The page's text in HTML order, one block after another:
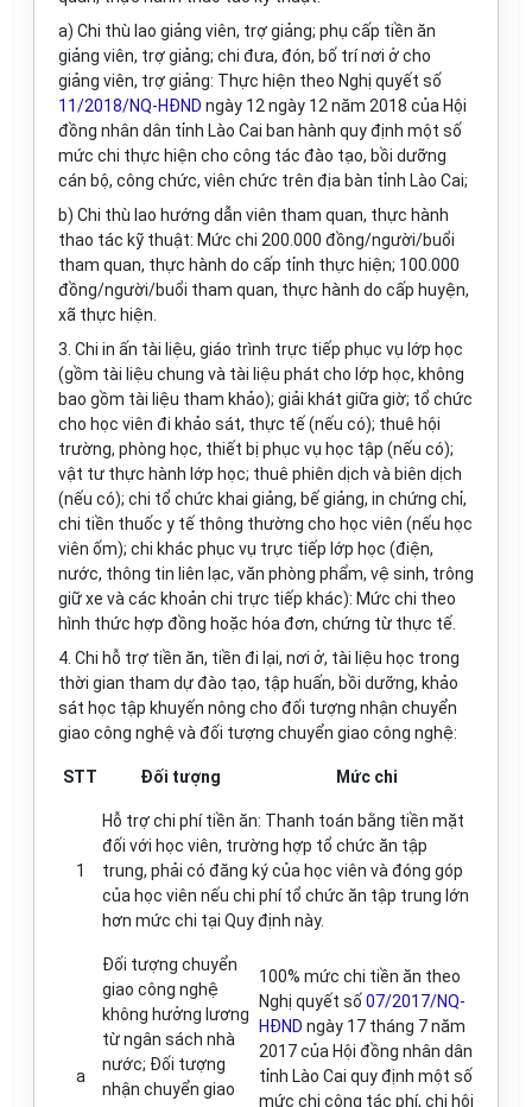
a) Chi thù lao giảng viên, trợ giảng; phụ cấp tiền ăn
giảng viên, trợ giảng; chi đưa, đón, bố trí nơi ở cho
giảng viên, trợ giảng: Thực hiện theo Nghị quyết số
11/2018/NQ-HĐND ngày 12 ngày 12 năm 2018 của Hội
đồng nhân dân tỉnh Lào Cai ban hành quy định một số
mức chi thực hiện cho công tác đào tạo, bồi dưỡng
cán bộ, công chức, viên chức trên địa bàn tỉnh Lào Cai;
b) Chi thù lao hướng dẫn viên tham quan, thực hành
thao tác kỹ thuật: Mức chi 200.000 đồng/người/buổi
tham quan, thực hành do cấp tỉnh thực hiện; 100.000
đồng/người/buổi tham quan, thực hành do cấp huyện,
xã thực hiện.
3. Chi in ấn tài liệu, giáo trình trực tiếp phục vụ lớp học
(gồm tài liệu chung và tài liệu phát cho lớp học, không
bao gồm tài liệu tham khảo); giải khát giữa giờ; tổ chức
cho học viên đi khảo sát, thực tế (nếu có); thuê hội
trường, phòng học, thiết bị phục vụ học tập (nếu có);
vật tư thực hành lớp học; thuê phiên dịch và biên dịch
(nếu có); chi tổ chức khai giảng, bế giảng, in chứng chỉ,
chi tiền thuốc y tế thông thường cho học viên (nếu học
viên ốm); chi khác phục vụ trực tiếp lớp học (điện,
nước, thông tin liên lạc, văn phòng phẩm, vệ sinh, trông
giữ xe và các khoản chi trực tiếp khác): Mức chi theo
hình thức hợp đồng hoặc hóa đơn, chứng từ thực tế.
4. Chi hỗ trợ tiền ăn, tiền đi lại, nơi ở, tài liệu học trong
thời gian tham dự đào tạo, tập huấn, bồi dưỡng, khảo
sát học tập khuyến nông cho đối tượng nhận chuyển
giao công nghệ và đối tượng chuyển giao công nghệ:
STT Đối tượng Mức chi
1
Hỗ trợ chi phí tiền ăn: Thanh toán bằng tiền mặt
đối với học viên, trường hợp tổ chức ăn tập
trung, phải có đăng ký của học viên và đóng góp
của học viên nếu chi phí tổ chức ăn tập trung lớn
hơn mức chi tại Quy định này.
a
Đối tượng chuyển
giao công nghệ
không hưởng lương
từ ngân sách nhà
nước; Đối tượng
nhận chuyển giao
100% mức chi tiền ăn theo
Nghị quyết số 07/2017/NQ-
HĐND ngày 17 tháng 7 năm
2017 của Hội đồng nhân dân
tỉnh Lào Cai quy định một số
mức chi công tác phí, chi hội